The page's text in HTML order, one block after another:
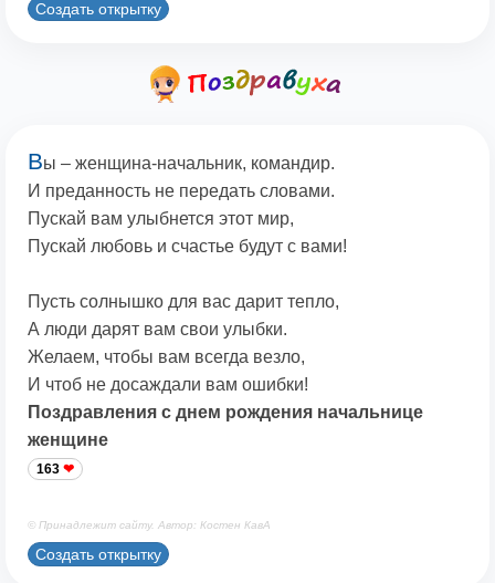
Создать открытку
Вы – женщина-начальник, командир.
И преданность не передать словами.
Пускай вам улыбнется этот мир,
Пускай любовь и счастье будут с вами!
Пусть солнышко для вас дарит тепло,
А люди дарят вам свои улыбки.
Желаем, чтобы вам всегда везло,
И чтоб не досаждали вам ошибки!
Поздравления с днем рождения начальнице
женщине
163
© Принадлежит сайту. Автор: Костен КавА
Создать открытку